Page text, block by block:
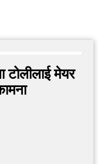
टोलीलाई मेयर